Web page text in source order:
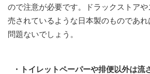
ので注意が必要です。ドラックストア
売されているような日本製のものであ
問題ないでしょう。
・トイレットペーパーや排便以外は流